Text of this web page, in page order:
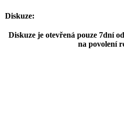
Diskuze:
Diskuze je otevřená pouze 7dní
na povolení